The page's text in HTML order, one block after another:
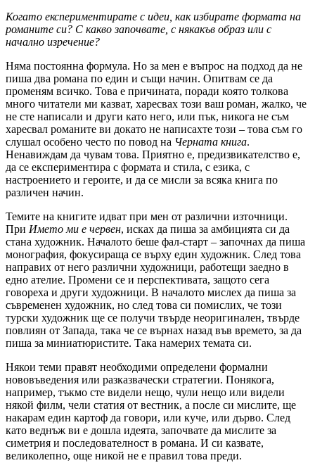
Когато експериментирате с идеи, как избирате формата на
романите си? С какво започвате, с някакъв образ или с
начално изречение?
Няма постоянна формула. Но за мен е въпрос на подход да не
пиша два романа по един и същи начин. Опитвам се да
променям всичко. Това е причината, поради която толкова
много читатели ми казват, харесвах този ваш роман, жалко, че
не сте написали и други като него, или пък, никога не съм
харесвал романите ви докато не написахте този – това съм го
слушал особено често по повод на Черната книга.
Ненавиждам да чувам това. Приятно е, предизвикателство е,
да се експериментира с формата и стила, с езика, с
настроението и героите, и да се мисли за всяка книга по
различен начин.
Темите на книгите идват при мен от различни източници.
При Името ми е червен, исках да пиша за амбицията си да
стана художник. Началото беше фал-старт – започнах да пиша
монография, фокусираща се върху един художник. След това
направих от него различни художници, работещи заедно в
едно ателие. Промени се и перспективата, защото сега
говореха и други художници. В началото мислех да пиша за
съвременен художник, но след това си помислих, че този
турски художник ще се получи твърде неоригинален, твърде
повлиян от Запада, така че се върнах назад във времето, за да
пиша за миниатюристите. Така намерих темата си.
Някои теми правят необходими определени формални
нововъведения или разказвачески стратегии. Понякога,
например, тъкмо сте видели нещо, чули нещо или видели
някой филм, чели статия от вестник, а после си мислите, ще
накарам един картоф да говори, или куче, или дърво. След
като веднъж ви е дошла идеята, започвате да мислите за
симетрия и последователност в романа. И си казвате,
великолепно, още никой не е правил това преди.